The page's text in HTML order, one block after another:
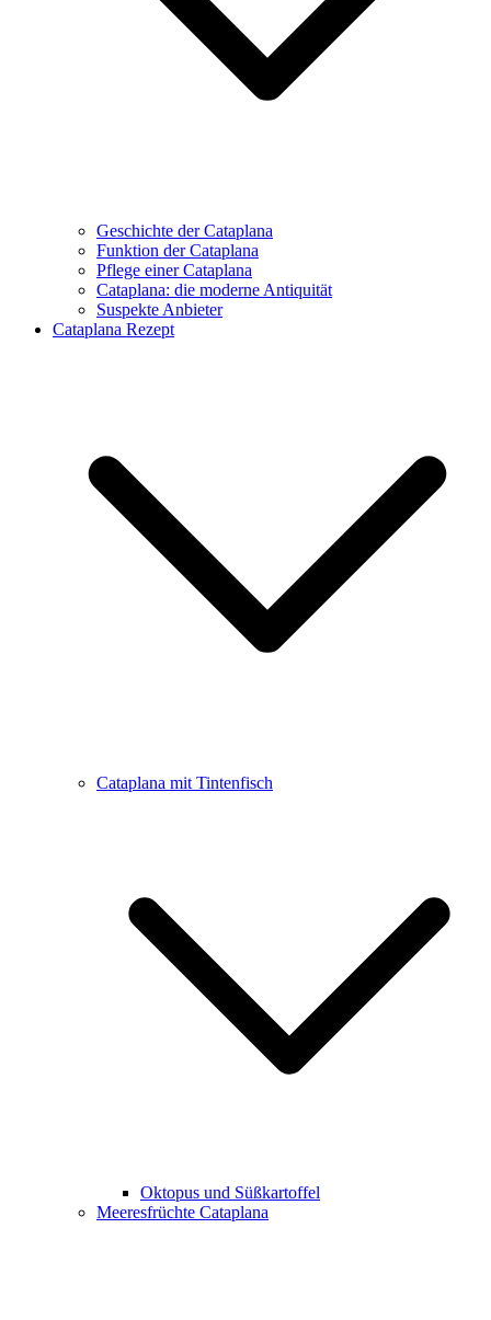
Geschichte der Cataplana
Funktion der Cataplana
Pflege einer Cataplana
Cataplana: die moderne Antiquität
Suspekte Anbieter
Cataplana Rezept
Cataplana mit Tintenfisch
Oktopus und Süßkartoffel
Meeresfrüchte Cataplana